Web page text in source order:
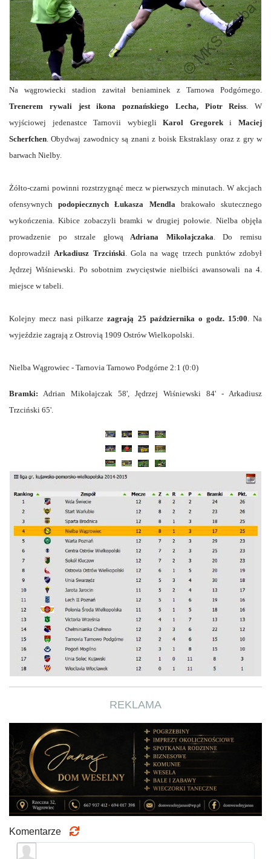
Na wągrowiecki stadion zawitał beniaminek z Tarnowa Podgórnego.
Trenerem rywali jest ikona poznańskiego Lecha, Piotr Reiss . W
wyjściowej jedenastce Tarnovii wybiegliKarol GregorekiMaciej
Scherfchen . Obydwaj zawodnicy są znani z boisk Ekstraklasy oraz z gry w
barwach Nielby.
Żółto-czarni powinni rozstrzygnąć mecz w pierwszych minutach. W akcjach
ofensywnychpodopiecznych Łukasza Mendla brakowało skutecznego
wykończenia. Kibice zobaczyli bramki w drugiej połowie. Nielba objęła
prowadzenie po strzale głową Adriana Mikołajczaka . Do remisu
doprowadził Arkadiusz Trzciński . Gola na wagę trzech punktów zdobył
Jędrzej Wiśniewski. Po sobotnim zwycięstwie nielbiści awansowali na 4.
miejsce w tabeli.
Kolejny mecz nasi piłkarze zagrają 25 października o godz. 15:00 . Na
wyjeździe zagrają z Ostrovią 1909 Ostrów Wielkopolski.
Nielba Wągrowiec - Tarnovia Tarnowo Podgórne 2:1 (0:0)
Bramki: Adrian Mikołajczak 58', Jędrzej Wiśniewski 84' - Arkadiusz
Trzciński 65'.
REKLAMA
Komentarze